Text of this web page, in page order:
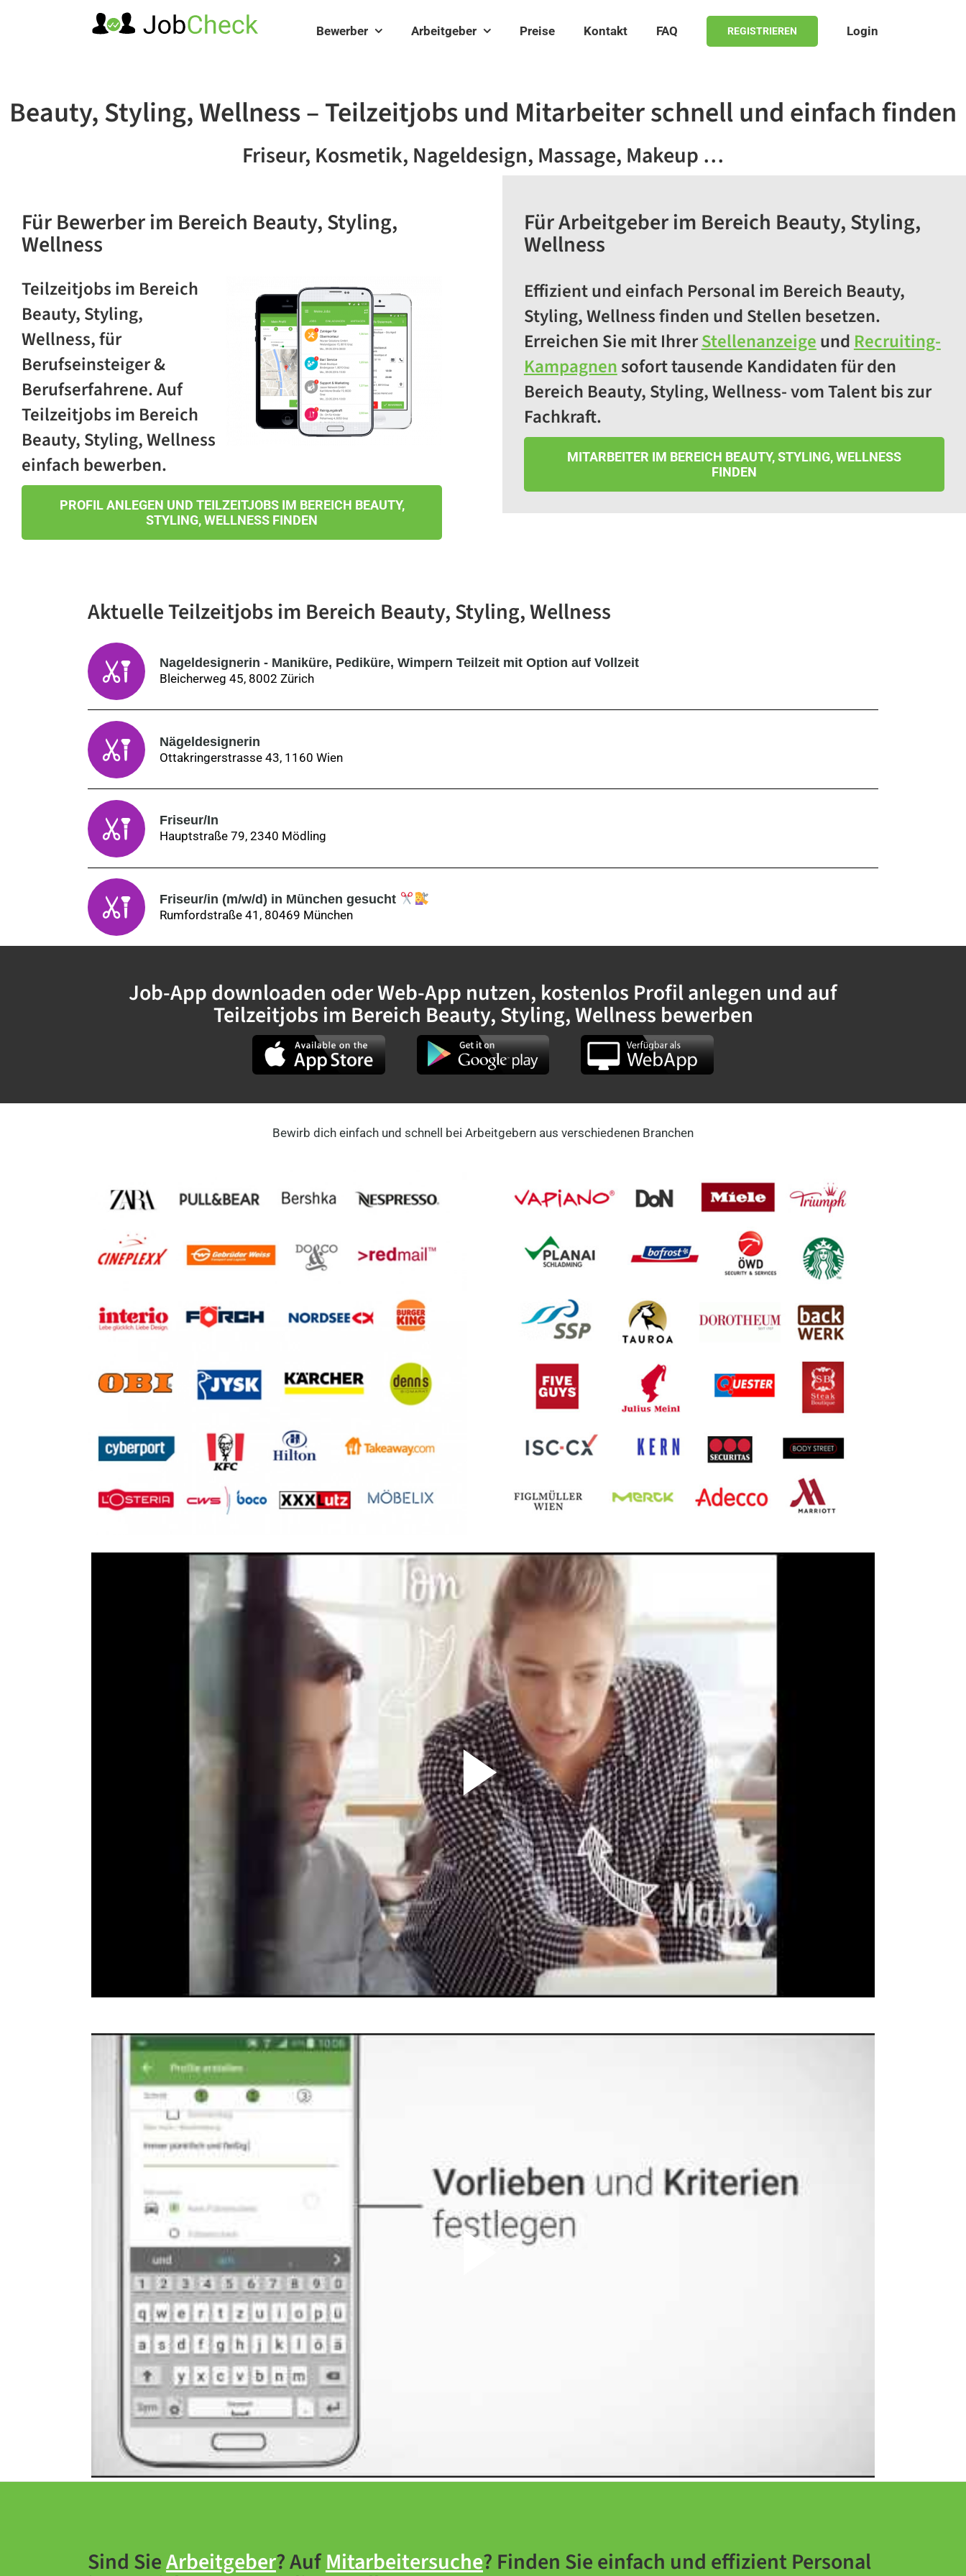
Bewerber Arbeitgeber Preise Kontakt FAQ REGISTRIEREN Login
Beauty, Styling, Wellness – Teilzeitjobs und Mitarbeiter schnell und einfach finden
Friseur, Kosmetik, Nageldesign, Massage, Makeup …
Für Bewerberim Bereich Beauty, Styling,
Wellness
Teilzeitjobs im Bereich
Beauty, Styling,
Wellness, für
Berufseinsteiger &
Berufserfahrene. Auf
Teilzeitjobs im Bereich
Beauty, Styling, Wellness
einfach bewerben.
PROFIL ANLEGEN UND TEILZEITJOBS IM BEREICH BEAUTY,
STYLING, WELLNESS FINDEN
Für Arbeitgeber im Bereich Beauty, Styling,
Wellness
Effizient und einfach Personal im Bereich Beauty,
Styling, Wellness finden und Stellen besetzen.
Erreichen Sie mit IhrerStellenanzeigeund Recruiting-
Kampagnensofort tausende Kandidaten für den
Bereich Beauty, Styling, Wellness- vom Talent bis zur
Fachkraft.
MITARBEITER IM BEREICH BEAUTY, STYLING, WELLNESS
FINDEN
Aktuelle Teilzeitjobsim Bereich Beauty, Styling, Wellness
Nageldesignerin - Maniküre, Pediküre, Wimpern Teilzeit mit Option auf Vollzeit
Bleicherweg 45, 8002 Zürich
Nägeldesignerin
Ottakringerstrasse 43, 1160 Wien
Friseur/In
Hauptstraße 79, 2340 Mödling
Friseur/in (m/w/d) in München gesucht
Rumfordstraße 41, 80469 München
Job-App downloaden oder Web-App nutzen, kostenlos Profil anlegen und auf
Teilzeitjobs im Bereich Beauty, Styling, Wellness bewerben
Bewirb dich einfach und schnell bei Arbeitgebern aus verschiedenen Branchen
Sind SieArbeitgeber? AufMitarbeitersuche? Finden Sie einfach und effizient Personal